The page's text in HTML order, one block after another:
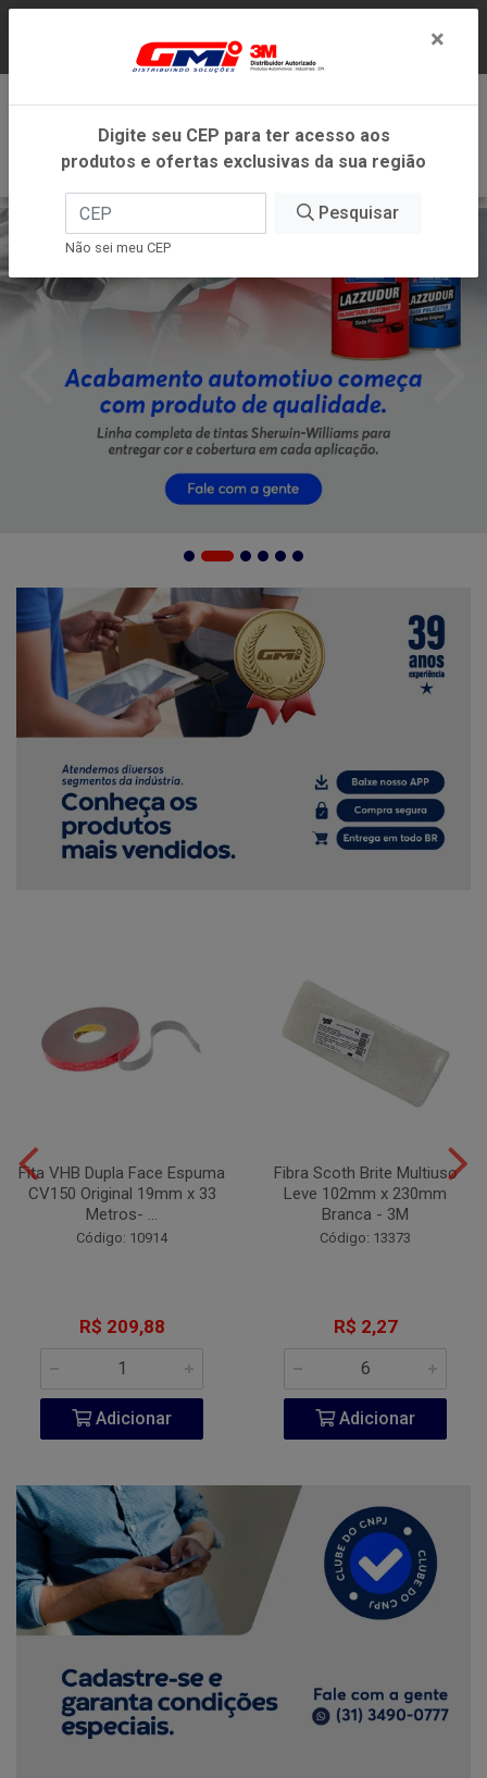
DENTRO DO ESTADO DE MINAS GERAIS.
Fita VHB Dupla Face Espuma
CV150 Original 19mm x 33
Metros- ...
Código: 10914
R$ 209,88
Adicionar
Fibra Scoth Brite Multiuso
Leve 102mm x 230mm
Branca - 3M
Código: 13373
R$ 2,27
Adicionar
×
Digite seu CEP para ter acesso aos
produtos e ofertas exclusivas da sua região
Pesquisar
Não sei meu CEP